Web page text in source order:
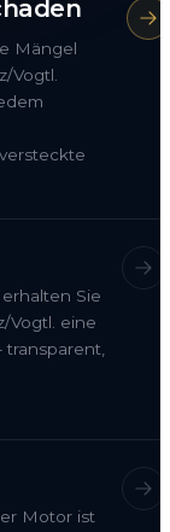
Mängel
Vogtl.
Sie
Vogtl. eine
transparent,
Motor ist